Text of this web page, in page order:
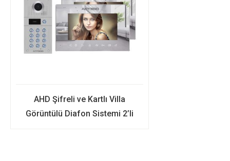
AHD Şifreli ve Kartlı Villa
Görüntülü Diafon Sistemi 2’li